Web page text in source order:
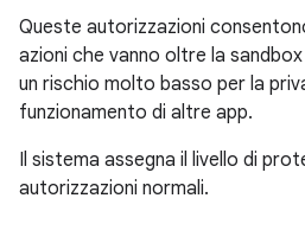
Queste autorizzazioni
azioni che vanno oltre la
un rischio molto basso per la
funzionamento di altre app.
Il sistema assegna il livello di
autorizzazioni normali.